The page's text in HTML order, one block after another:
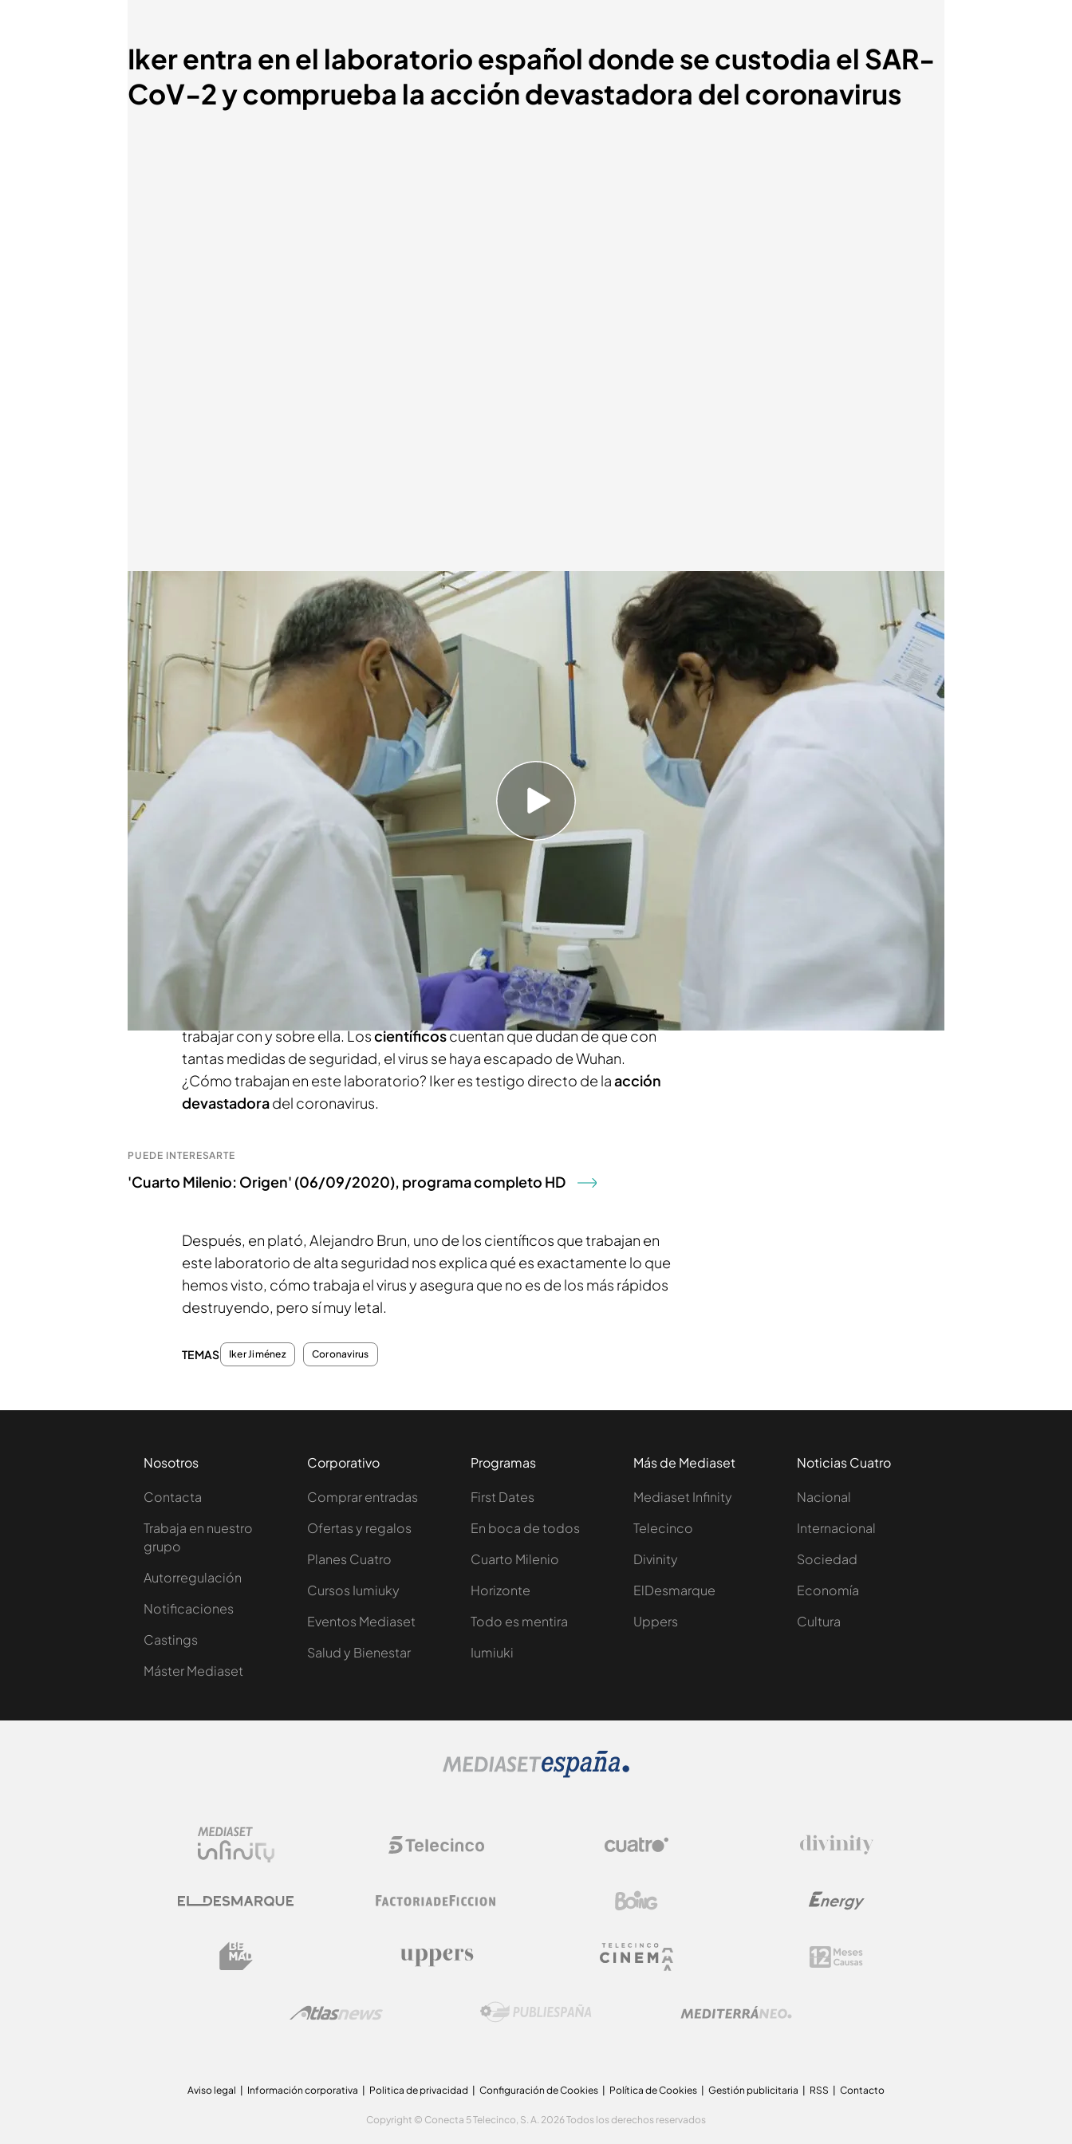
Iker entra en el laboratorio español donde se custodia el SAR-
CoV-2 y comprueba la acción devastadora del coronavirus
Iker, en el interior del laboratorio de alta seguridad.
El programa ha accedido al laboratorio NCB 3+ para grabar cómo los
científicos se enfrentan al virus.
Compartir
Iker Jiménez prometió llegar alorigende todo y lo ha conseguido. Para
ello ha tenido que desplazarse hasta un
laboratorio español, el Centro de
Investigación en Sanidad Animal (CISA), donde los niveles de contención
biológica son de 3+ (alta seguridad). Ha podido ver algo que muy pocos
han visto y que los espectadores de ‘Cuarto Milenio’ tienen el privilegio de
contemplar.
Allí se encuentra una muestra del SAR-CoV-2
, el origen de toda esta
los profesionales que se encargan de
trabajar con y sobre ella. Loscientíficoscuentan que dudan de que con
tantas medidas de seguridad, el virus se haya escapado de Wuhan.
¿Cómo trabajan en este laboratorio? Iker es testigo directo de laacción
devastadoradel coronavirus.
PUEDE INTERESARTE
'Cuarto Milenio: Origen' (06/09/2020), programa completo HD
Después, en plató, Alejandro Brun, uno de los científicos que trabajan en
este laboratorio de alta seguridad nos explica qué es exactamente lo que
hemos visto, cómo trabaja el virus y asegura que no es de los más rápidos
destruyendo, pero sí muy letal.
TEMAS Iker Jiménez Coronavirus
Nosotros
Contacta
Trabaja en nuestro
grupo
Autorregulación
Notificaciones
Castings
Máster Mediaset
Corporativo
Comprar entradas
Ofertas y regalos
Planes Cuatro
Cursos Iumiuky
Eventos Mediaset
Salud y Bienestar
Programas
First Dates
En boca de todos
Cuarto Milenio
Horizonte
Todo es mentira
Iumiuki
Más de Mediaset
Mediaset Infinity
Telecinco
Divinity
ElDesmarque
Uppers
Noticias Cuatro
Nacional
Internacional
Sociedad
Economía
Cultura
Aviso legal Información corporativa Politica de privacidad Configuración de Cookies Política de Cookies Gestión publicitaria RSS Contacto
Copyright © Conecta 5 Telecinco, S. A. 2026 Todos los derechos reservados